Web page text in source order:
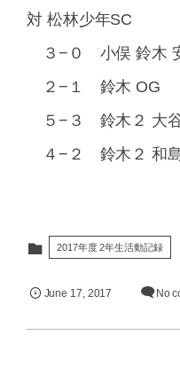
対 松林少年SC
３−０ 小俣 鈴木
２−１ 鈴木 OG
５−３ 鈴木２ 大
４−２ 鈴木２ 和
2017年度 2年生活動記録
June 17, 2017 No